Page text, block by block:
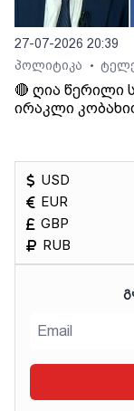
27-07-2026 20:39
პოლიტიკა
•
🔴 ღია წერილი
ირაკლი
USD
EUR
GBP
RUB